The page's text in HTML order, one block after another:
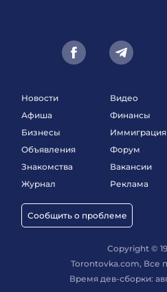
Новости
Афиша
Бизнесы
Объявления
Знакомства
Журнал
Сообщить о проблеме
Видео
Финансы
Иммиграция
Форум
Вакансии
Реклама
Copyright ©
Torontovka.com, Все
Время дев-сборки: